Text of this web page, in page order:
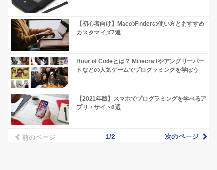
【初心者向け】MacのFinderの使い方とおすすめ
カスタマイズ7選
Hour of Codeとは？ Minecraftやアングリーバー
ドなどの人気ゲームでプログラミングを学ぼう
【2021年版】スマホでプログラミングを学べるア
プリ・サイト6選
前のページ 1/2 次のページ